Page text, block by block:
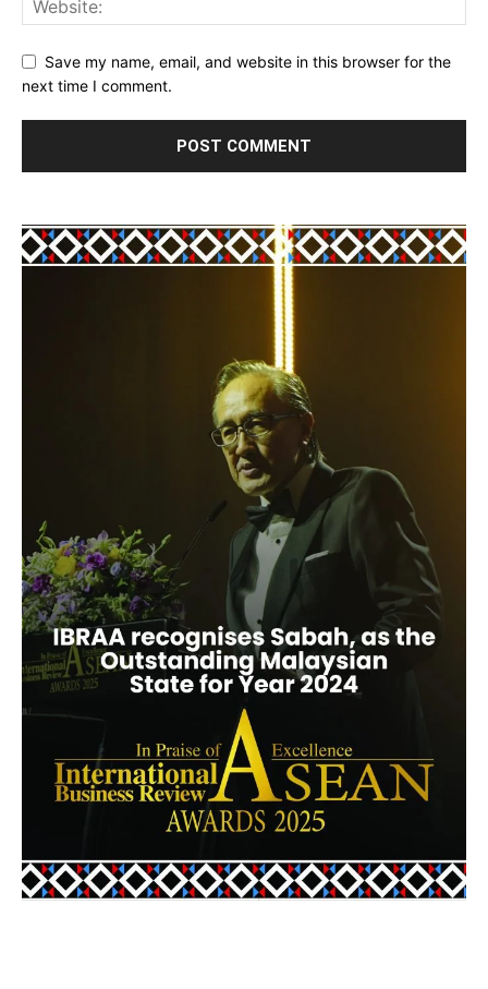
Save my name, email, and website in this browser for the
next time I comment.